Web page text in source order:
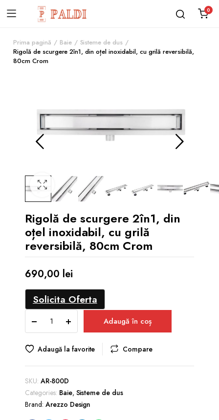
0
Prima pagină Baie
Sisteme de dus
Rigolă de scurgere 2în1, din oțel inoxidabil, cu grilă reversibilă,
80cm Crom
Rigolă de scurgere 2în1, din
oțel inoxidabil, cu grilă
reversibilă, 80cm Crom
690,00 lei
Solicita Oferta
scurgere
2în1,
oțel
inoxidabil,
cu
grilă
reversibilă,
Adaugă în coș
Adaugă la favorite Compare
SKU: AR-800D
Categories: Baie, Sisteme de dus
Brand: Arezzo Design